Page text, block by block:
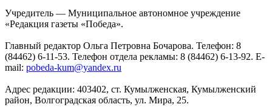
Учредитель — Муниципальное автономное учреждение
«Редакция газеты «Победа».
Главный редактор Ольга Петровна Бочарова. Телефон: 8
(84462) 6-11-53. Телефон отдела рекламы: 8 (84462) 6-13-92. E-
mail: pobeda-kum@yandex.ru
Адрес редакции: 403402, ст. Кумылженская, Кумылженский
район, Волгоградская область, ул. Мира, 25.